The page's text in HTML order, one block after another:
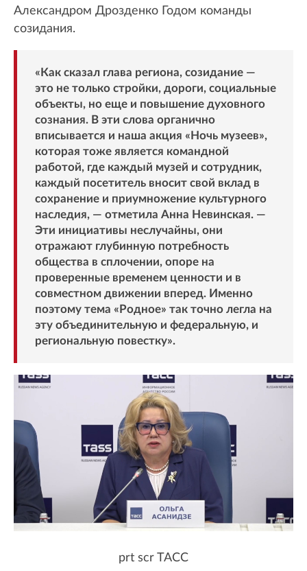
Александром Дрозденко Годом команды
созидания.
«Как сказал глава региона, созидание —
это не только стройки, дороги, социальные
объекты, но еще и повышение духовного
сознания. В эти слова органично
вписывается и наша акция «Ночь музеев»,
которая тоже является командной
работой, где каждый музей и сотрудник,
каждый посетитель вносит свой вклад в
сохранение и приумножение культурного
наследия, — отметила Анна Невинская. —
Эти инициативы неслучайны, они
отражают глубинную потребность
общества в сплочении, опоре на
проверенные временем ценности и в
совместном движении вперед. Именно
поэтому тема «Родное» так точно легла на
эту объединительную и федеральную, и
региональную повестку».
prt scr TACC